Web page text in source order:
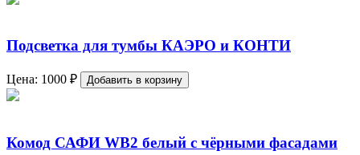
Подсветка для тумбы КАЭРО и КОНТИ
Цена: 1000 ₽ Добавить в корзину
Комод САФИ WB2 белый с чёрными фасадами